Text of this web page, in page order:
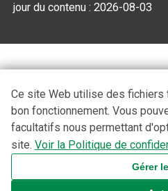
jour du contenu :2026-08-03
Ce site Web utilise des fichiers
bon fonctionnement. Vous
facultatifs nous permettant
site. Voir la Politique de
Gérer